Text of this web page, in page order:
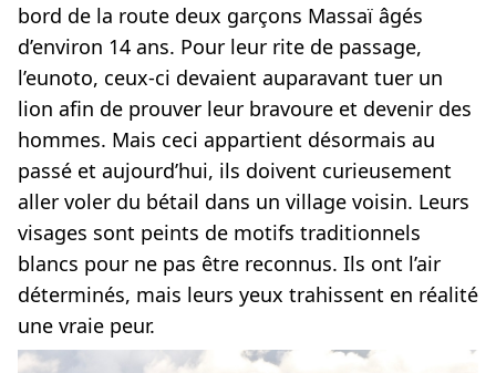
bord de la route deux garçons Massaï âgés
d’environ 14 ans. Pour leur rite de passage,
l’eunoto, ceux-ci devaient auparavant tuer un
lion afin de prouver leur bravoure et devenir des
hommes. Mais ceci appartient désormais au
passé et aujourd’hui, ils doivent curieusement
aller voler du bétail dans un village voisin. Leurs
visages sont peints de motifs traditionnels
blancs pour ne pas être reconnus. Ils ont l’air
déterminés, mais leurs yeux trahissent en réalité
une vraie peur.